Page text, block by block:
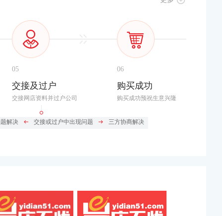
05
交接及过户
交接网店资料并过户公司
解决 交接或过户中出现问题 三方协商解决
06
购买成功
购买成功预祝生意兴隆